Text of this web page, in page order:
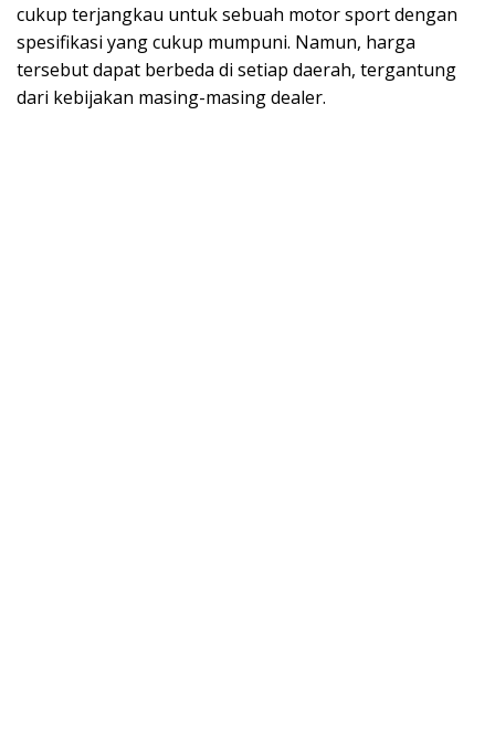
cukup terjangkau untuk sebuah motor sport dengan
spesifikasi yang cukup mumpuni. Namun, harga
tersebut dapat berbeda di setiap daerah, tergantung
dari kebijakan masing-masing dealer.